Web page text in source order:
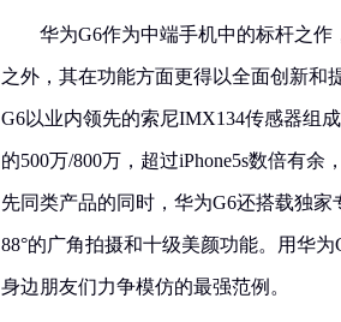
华为G6作为中端手机中的标杆之
之外，其在功能方面更得以全面创新和
G6以业内领先的索尼IMX134传感器组
的500万/800万，超过iPhone5s数倍有
先同类产品的同时，华为G6还搭载独家
88°的广角拍摄和十级美颜功能。用华
身边朋友们力争模仿的最强范例。